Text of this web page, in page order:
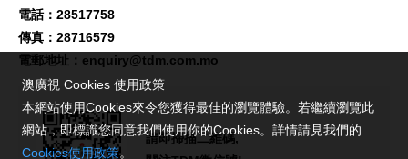
電話：28517758
傳真：28716579
電郵地址： enquiry@tdm.com.mo
請即掃描二維碼,
澳廣視 Cookies 使用政策
本網站使用Cookies來令您獲得最佳的瀏覽體驗。若繼續瀏覽此
網站，即標識您同意我們使用你的Cookies。詳情請見我們的
Cookies使用政策。